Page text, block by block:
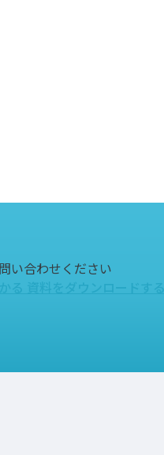
い合わせください
る 資料をダウンロードする